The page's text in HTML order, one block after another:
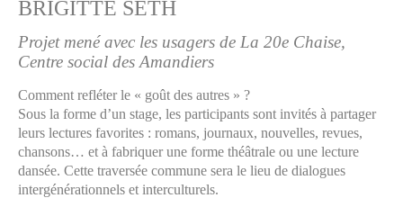
BRIGITTE SETH
Projet mené avec les usagers de La 20e Chaise,
Centre social des Amandiers
Comment refléter le « goût des autres » ?
Sous la forme d’un stage, les participants sont invités à partager
leurs lectures favorites : romans, journaux, nouvelles, revues,
chansons… et à fabriquer une forme théâtrale ou une lecture
dansée. Cette traversée commune sera le lieu de dialogues
intergénérationnels et interculturels.